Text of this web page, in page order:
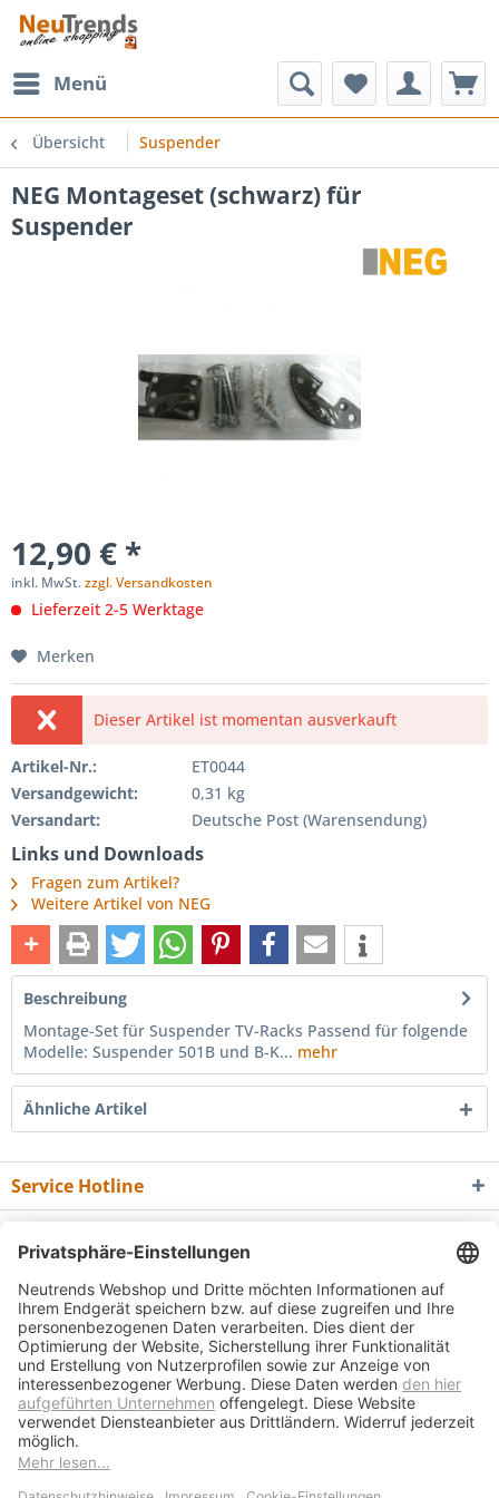
Menü
Übersicht Suspender
NEG Montageset (schwarz) für
Suspender
12,90 € *
inkl. MwSt.zzgl. Versandkosten
Lieferzeit 2-5 Werktage
Merken
Dieser Artikel ist momentan ausverkauft
Artikel-Nr.:
ET0044
Versandgewicht:
0,31 kg
Versandart:
Deutsche Post (Warensendung)
Links und Downloads
Fragen zum Artikel?
Weitere Artikel von NEG
Beschreibung
Montage-Set für Suspender TV-Racks Passend für folgende
Modelle: Suspender 501B und B-K... mehr
Ähnliche Artikel
Service Hotline
Informationen
Newsletter
* Alle Preise inkl. gesetzl. Mehrwertsteuer zzgl.Versandkostenund ggf.
Nachnahmegebühren, wenn nicht anders beschrieben
Bedienungsanleitungen